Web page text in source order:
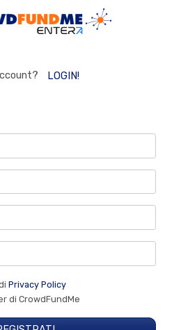
LOGIN!
Privacy Policy
di CrowdFundMe